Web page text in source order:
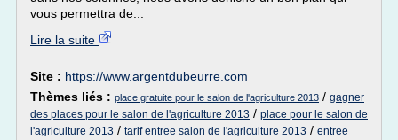
vous permettra de...
Lire la suite
Site : https://www.argentdubeurre.com
Thèmes liés : place gratuite pour le salon de l'agriculture 2013 / gagner
des places pour le salon de l'agriculture 2013 / place pour le salon de
l'agriculture 2013 / tarif entree salon de l'agriculture 2013 / entree